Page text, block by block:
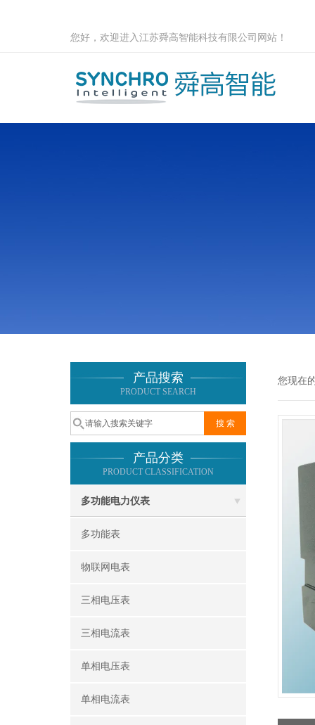
您好，欢迎进入江苏舜高智能科技有限公司网站！
产品搜索
PRODUCT SEARCH
产品分类
PRODUCT CLASSIFICATION
多功能电力仪表
多功能表
物联网电表
三相电压表
三相电流表
单相电压表
单相电流表
您现在